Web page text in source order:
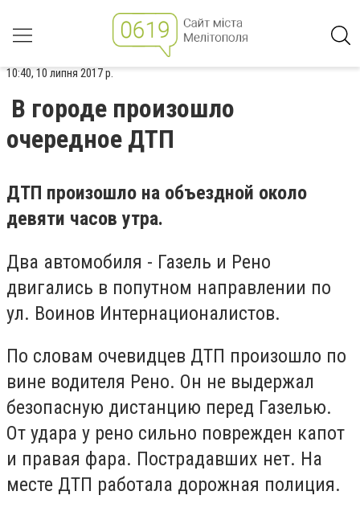
10:40, 10 липня 2017 р.
В городе произошло
очередное ДТП
ДТП произошло на объездной около
девяти часов утра.
Два автомобиля - Газель и Рено
двигались в попутном направлении по
ул. Воинов Интернационалистов.
По словам очевидцев ДТП произошло по
вине водителя Рено. Он не выдержал
безопасную дистанцию перед Газелью.
От удара у рено сильно поврежден капот
и правая фара. Пострадавших нет. На
месте ДТП работала дорожная полиция.